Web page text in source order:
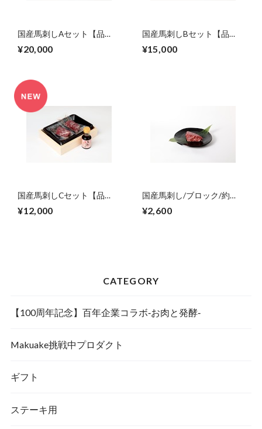
国産馬刺しAセット【品
料込)】
¥20,000
国産馬刺しBセット【品
料込)】
¥15,000
国産馬刺しCセット【品
料込)】
¥12,000
国産馬刺し/ブロック/約
¥2,600
CATEGORY
【100周年記念】百年企業コラボ‐お肉と発酵‐
Makuake挑戦中プロダクト
ギフト
ステーキ用